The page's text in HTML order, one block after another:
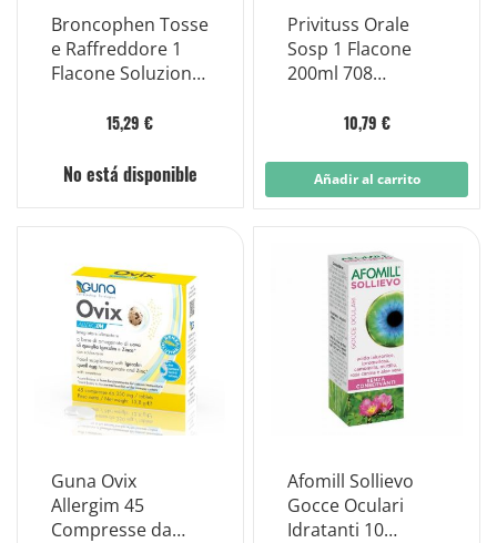
Broncophen Tosse
e Raffreddore 1
Flacone Soluzione
Misurino Dosatore
15,29 €
No está disponible
Privituss Orale
Sosp 1 Flacone
200ml 708
10,79 €
Añadir al carrito
Guna Ovix
Allergim 45
Compresse da
Afomill Sollievo
Gocce Oculari
Idratanti 10